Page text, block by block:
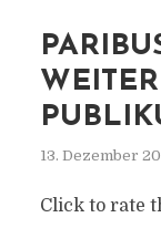
13. Dezember
Click to rate